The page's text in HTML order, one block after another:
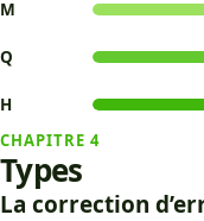
M
Q
H
CHAPITRE 4
Types
La correction